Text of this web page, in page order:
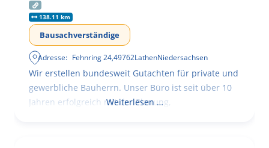
138.11 km
Bausachverständige
Adresse: Fehnring 24,49762LathenNiedersachsen
Wir erstellen bundesweit Gutachten für private und
gewerbliche Bauherrn. Unser Büro ist seit über 10
Jahren erfolgreich mit der Planung,
Weiterlesen …